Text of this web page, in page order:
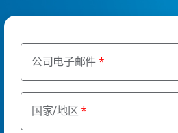
公司电子邮件
国家/地区